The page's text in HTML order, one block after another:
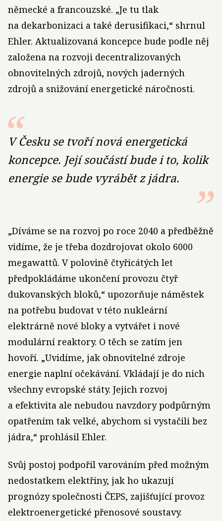
německé a francouzské. „Je tu tlak
na dekarbonizaci a také derusifikaci,“ shrnul
Ehler. Aktualizovaná koncepce bude podle něj
založena na rozvoji decentralizovaných
obnovitelných zdrojů, nových jaderných
zdrojů a snižování energetické náročnosti.
V Česku se tvoří nová energetická
koncepce. Její součástí bude i to, kolik
energie se bude vyrábět z jádra.
„Díváme se na rozvoj po roce 2040 a předběžně
vidíme, že je třeba dozdrojovat okolo 6000
megawattů. V polovině čtyřicátých let
předpokládáme ukončení provozu čtyř
dukovanských bloků,“ upozorňuje náměstek
na potřebu budovat v této nukleární
elektrárně nové bloky a vytvářet i nové
modulární reaktory. O těch se zatím jen
hovoří. „Uvidíme, jak obnovitelné zdroje
energie naplní očekávání. Vkládají je do nich
všechny evropské státy. Jejich rozvoj
a efektivita ale nebudou navzdory podpůrným
opatřením tak velké, abychom si vystačili bez
jádra,“ prohlásil Ehler.
Svůj postoj podpořil varováním před možným
nedostatkem elektřiny, jak ho ukazují
prognózy společnosti ČEPS, zajišťující provoz
elektroenergetické přenosové soustavy.